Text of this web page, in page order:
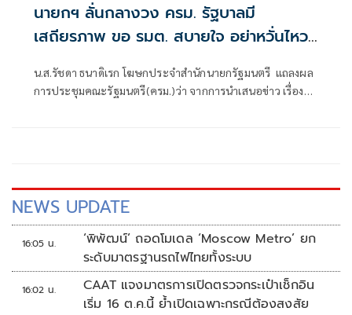
นายกฯ ลั่นกลางวง ครม. รัฐบาลมี
เสถียรภาพ ขอ รมต. สบายใจ อย่าหวั่นไหว
น.ส.รัชดา ธนาดิเรก โฆษกประจำสำนักนายกรัฐมนตรี แถลงผล
การประชุมคณะรัฐมนตรี(ครม.)ว่า จากการนำเสนอข่าว เรื่อง
NEWS UPDATE
16:05 น.
‘พิพัฒน์’ ถอดโมเดล ‘Moscow Metro’ ยก
ระดับมาตรฐานรถไฟไทยทั้งระบบ
16:02 น.
CAAT แจงมาตรการเปิดตรวจกระเป๋าเช็กอิน
เริ่ม 16 ต.ค.นี้ ย้ำเปิดเฉพาะกรณีต้องสงสัย